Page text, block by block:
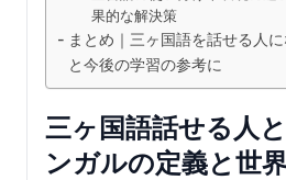
果的な解決策
まとめ｜三ヶ国語を話せる人
と今後の学習の参考に
三ヶ国語話せる人
ンガルの定義と世